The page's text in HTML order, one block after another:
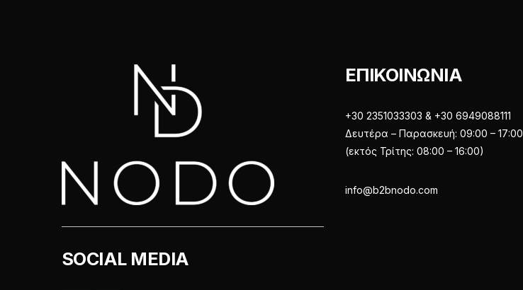
SOCIAL MEDIA
ΕΠΙΚΟΙΝΩΝΙΑ
+30 2351033303 & +30 6949088111
Δευτέρα – Παρασκευή: 09:00 – 17:00
(εκτός Τρίτης: 08:00 – 16:00)
info@b2bnodo.com